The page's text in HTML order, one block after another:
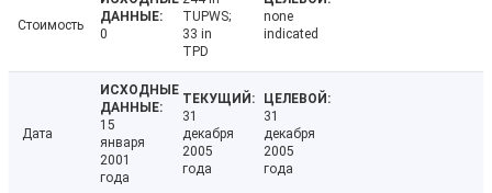
Стоимость
0
TUPWS;
33 in
TPD
none
indicated
Дата
15
января
2001
года
31
декабря
2005
года
31
декабря
2005
года